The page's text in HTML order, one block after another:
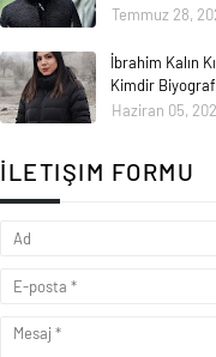
Temmuz 28,
İbrahim Kalın
Kimdir
Haziran 05,
İLETIŞIM FORMU